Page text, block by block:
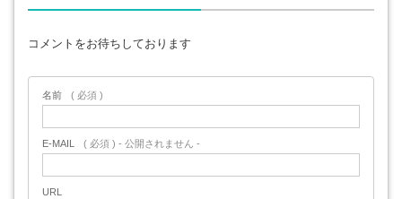
コメントをお待ちしております
名前 ( 必須 )
E-MAIL ( 必須 ) - 公開されません -
URL